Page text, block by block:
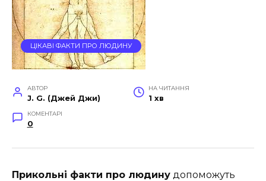
ЦІКАВІ ФАКТИ ПРО ЛЮДИНУ
АВТОР
J. G. (Джей Джи)
НА ЧИТАННЯ
1 хв
КОМЕНТАРІ
0
Прикольні факти про людину допоможуть